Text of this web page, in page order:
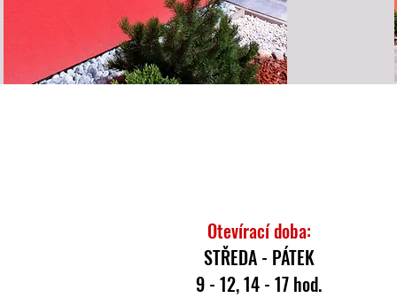
Otevírací doba:
STŘEDA - PÁTEK
9 - 12, 14 - 17 hod.